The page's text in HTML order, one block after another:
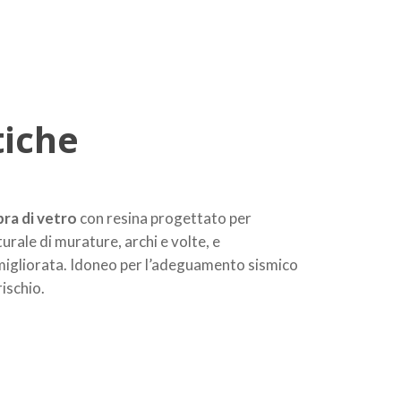
di vetro con resina progettato per
di murature, archi e volte, e
Idoneo per l’adeguamento sismico